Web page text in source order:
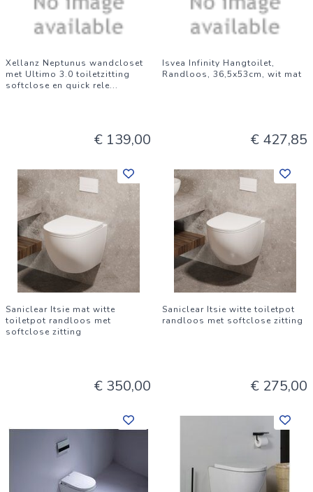
Xellanz Neptunus wandcloset
met Ultimo 3.0 toiletzitting
softclose en quick rele...
€ 139,00
Isvea Infinity Hangtoilet,
Randloos, 36,5x53cm, wit mat
€ 427,85
Saniclear Itsie mat witte
toiletpot randloos met
softclose zitting
€ 350,00
Saniclear Itsie witte toiletpot
randloos met softclose zitting
€ 275,00